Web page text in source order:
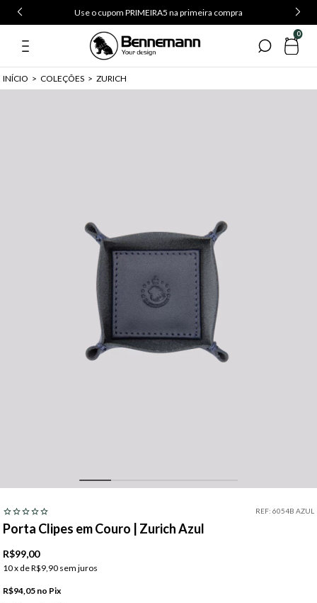
Use o cupom PRIMEIRA5 na primeira compra
0
INÍCIO > COLEÇÕES > ZURICH
REF: 6054B AZUL
Porta Clipes em Couro | Zurich Azul
R$99,00
10x deR$9,90 sem juros
R$94,05 Pix